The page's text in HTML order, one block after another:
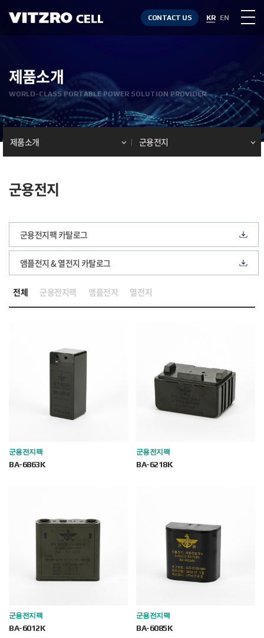
CONTACT US KR EN
제품소개
WORLD-CLASS PORTABLE POWER SOLUTION PROVIDER
제품소개 군용전지
군용전지
군용전지팩 카탈로그
앰플전지 & 열전지 카탈로그
전체 군용전지팩 앰플전지 열전지
군용전지팩
BA-6863K
군용전지팩
BA-6218K
군용전지팩
BA-6012K
군용전지팩
BA-6085K